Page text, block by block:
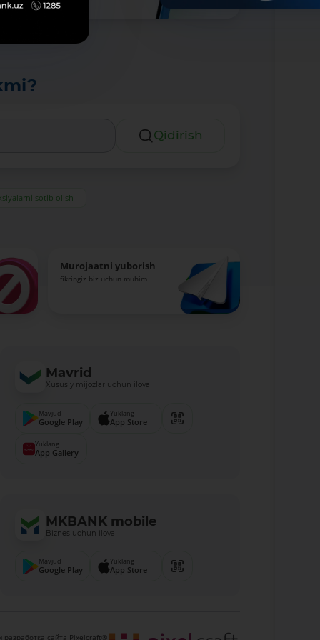
Qidirish
sotib olish
Murojaatni yuborish
fikringiz biz uchun muhim
Mavrid
Xususiy mijozlar uchun ilova
Mavjud
Google Play
Yuklang
App Store
Yuklang
App Gallery
MKBANK mobile
Biznes uchun ilova
Mavjud
Google Play
Yuklang
App Store
разработка сайта Pixelcraft®